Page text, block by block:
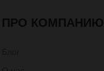
ПРО КОМПАНИЮ